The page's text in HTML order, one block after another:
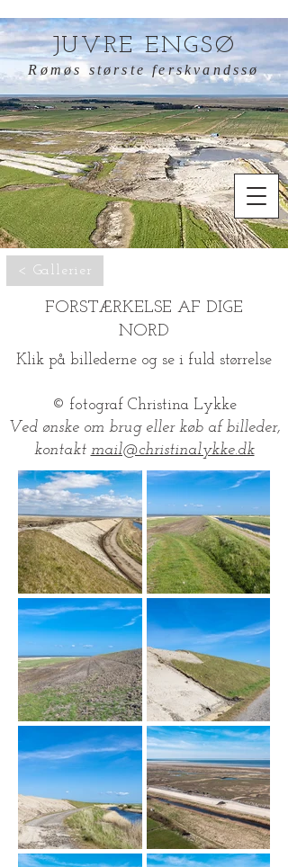
JUVRE ENGSØ
Rømøs største ferskvandssø
< Gallerier
FORSTÆRKELSE AF DIGE
NORD
Klik på billederne og se i fuld størrelse
© fotograf Christina Lykke
Ved ønske om brug eller køb af billeder,
kontakt mail@christinalykke.dk